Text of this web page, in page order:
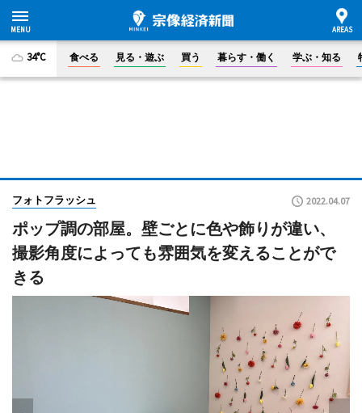
34°C 食べる 見る・遊ぶ 買う 暮らす・働く 学ぶ・知る
フォトフラッシュ 2022.04.07
ポップ調の部屋。壁ごとに色や飾りが違い、
撮影角度によっても雰囲気を変えることがで
きる